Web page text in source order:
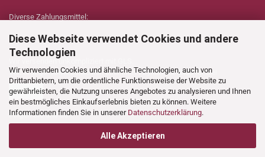
Diese Webseite verwendet Cookies und andere
Technologien
Wir verwenden Cookies und ähnliche Technologien, auch von
Drittanbietern, um die ordentliche Funktionsweise der Website zu
gewährleisten, die Nutzung unseres Angebotes zu analysieren und Ihnen
ein bestmögliches Einkaufserlebnis bieten zu können. Weitere
Informationen finden Sie in unserer Datenschutzerklärung.
Alle Akzeptieren
Diverse Zahlungsmittel:
Wir versenden unkompliziert mit GLS.
Verzollungs- sowie Zollkosten übernimmt Dynamica Shop für Sie!
Folgen Sie uns auf: